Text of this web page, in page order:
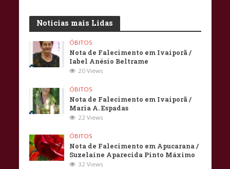
Noticias mais Lidas
ÓBITOS
Nota de Falecimento em Ivaiporã /
Iabel Anésio Beltrame
20 Views
ÓBITOS
Nota de Falecimento em Ivaiporã /
Maria A. Espadas
22 Views
ÓBITOS
Nota de Falecimento em Apucarana /
Suzelaine Aparecida Pinto Máximo
32 Views